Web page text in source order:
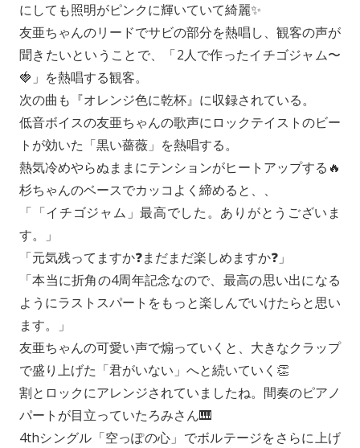
にしても照明がピンクに輝いていて綺麗✨
友亜ちゃんのリードでサビの部分を熱唱し、観客の声が
聞きたいということで、「2人で作ったイチゴジャム〜
🍓」を熱唱する観客。
次の曲も『オレンジ色に乾杯』に収録されている。
低音ボイスの友亜ちゃんの歌声にロックテイストのビー
トが効いた「黒い薔薇」を熱唱する。
熱気冷めやらぬままにテンションがヒートアップする🔥
杉ちゃんのベースでカッコよく締めると、、
「「イチゴジャム」最高でした。ありがとうございま
す。」
「元気残ってますか❓まだまだ楽しめますか❓」
「本当に折角の4周年記念なので、最高の思い出になる
ようにラストスパートをもっと楽しんでいけたらと思い
ます。」
友亜ちゃんの可愛い声で煽っていくと、大きなクラップ
で盛り上げた「君がいない」へと続いていく👏
割とロックにアレンジされていましたね。間奏のピアノ
パートが目立っていたろみさん🎹
4thシングル「空っぽの心」でボルテージをさらに上げ